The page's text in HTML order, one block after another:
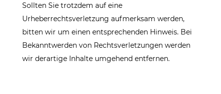
Sollten Sie trotzdem auf eine
Urheberrechtsverletzung aufmerksam werden,
bitten wir um einen entsprechenden Hinweis. Bei
Bekanntwerden von Rechtsverletzungen werden
wir derartige Inhalte umgehend entfernen.